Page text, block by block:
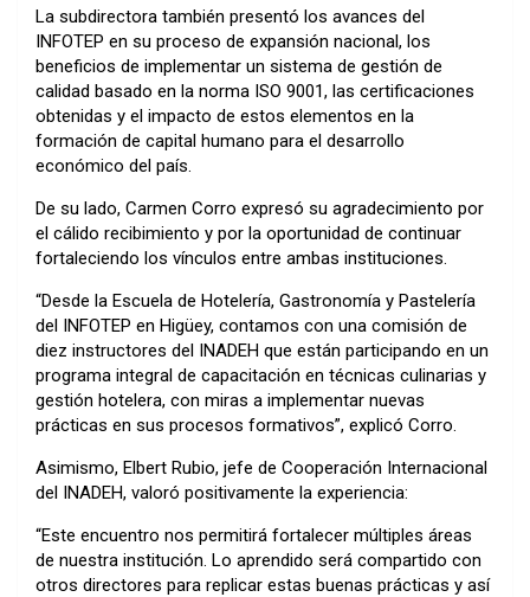
La subdirectora también presentó los avances del
INFOTEP en su proceso de expansión nacional, los
beneficios de implementar un sistema de gestión de
calidad basado en la norma ISO 9001, las certificaciones
obtenidas y el impacto de estos elementos en la
formación de capital humano para el desarrollo
económico del país.
De su lado, Carmen Corro expresó su agradecimiento por
el cálido recibimiento y por la oportunidad de continuar
fortaleciendo los vínculos entre ambas instituciones.
“Desde la Escuela de Hotelería, Gastronomía y Pastelería
del INFOTEP en Higüey, contamos con una comisión de
diez instructores del INADEH que están participando en un
programa integral de capacitación en técnicas culinarias y
gestión hotelera, con miras a implementar nuevas
prácticas en sus procesos formativos”, explicó Corro.
Asimismo, Elbert Rubio, jefe de Cooperación Internacional
del INADEH, valoró positivamente la experiencia:
“Este encuentro nos permitirá fortalecer múltiples áreas
de nuestra institución. Lo aprendido será compartido con
otros directores para replicar estas buenas prácticas y así